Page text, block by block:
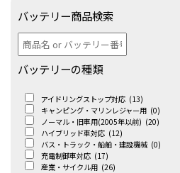
バッテリー商品検索
バッテリーの種類
アイドリングストップ対応 (13)
キャンピング・マリンレジャー用 (0)
ノーマル・旧車用(2005年以前) (20)
ハイブリッド車対応 (12)
バス・トラック・船舶・建設機械 (0)
充電制御車対応 (17)
産業・サイクル用 (26)